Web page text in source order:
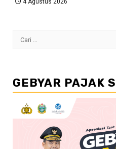
4 Agustus 2026
Cari
GEBYAR PAJAK